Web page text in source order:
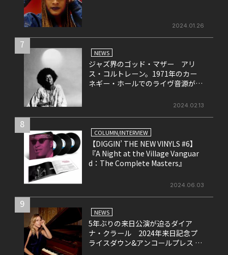
2024.01.26
7
NEWS
ジャズ界のゴッド・マザー アリ
ス・コルトレーン。1971年のカー
ネギー・ホールでのライヴ音源がリ
2024.02.13
8
COLUMN/INTERVIEW
【DIGGIN’ THE NEW VINYLS #6】
『A Night at the Village Vanguar
d：The Complete Masters』
2024.06.03
9
NEWS
5年ぶりの来日公演が迫るダイア
ナ・クラール 2024年来日記念プ
ライスダウン&アンコールプレス 7